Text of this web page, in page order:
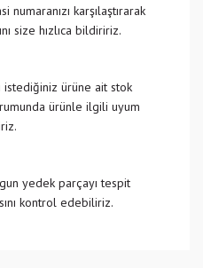
karşılaştırarak
size hızlıca bildiririz.
istediğiniz ürüne ait stok
ürünle ilgili uyum
yedek parçayı tespit
kontrol edebiliriz.